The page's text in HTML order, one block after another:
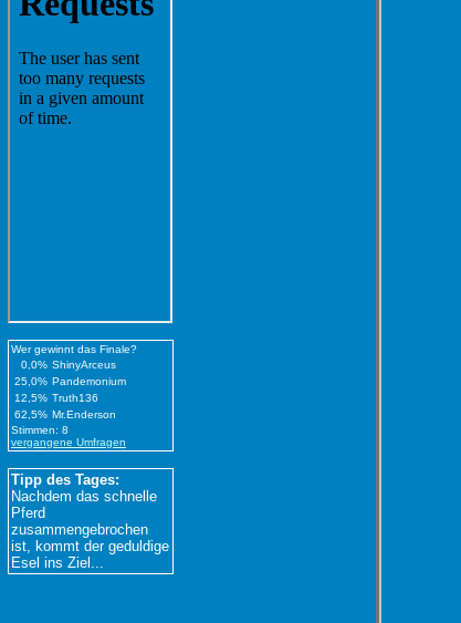
Wer gewinnt das Finale?
0,0% ShinyArceus
25,0% Pandemonium
12,5% Truth136
62,5% Mr.Enderson
Stimmen: 8
vergangene Umfragen
Tipp des Tages:
Nachdem das schnelle
Pferd
zusammengebrochen
ist, kommt der geduldige
Esel ins Ziel...